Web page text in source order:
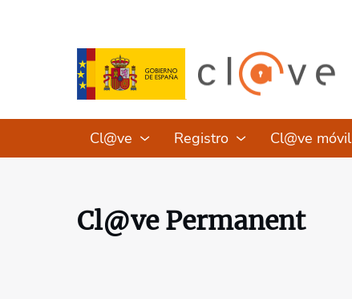
Cl@ve Registro Cl@ve móvil
Cl@ve Permanent